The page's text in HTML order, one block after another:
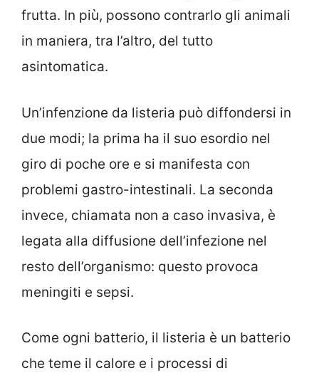
frutta. In più, possono contrarlo gli animali
in maniera, tra l’altro, del tutto
asintomatica.
Un’infenzione da listeria può diffondersi in
due modi; la prima ha il suo esordio nel
giro di poche ore e si manifesta con
problemi gastro-intestinali. La seconda
invece, chiamata non a caso invasiva, è
legata alla diffusione dell’infezione nel
resto dell’organismo: questo provoca
meningiti e sepsi.
Come ogni batterio, il listeria è un batterio
che teme il calore e i processi di